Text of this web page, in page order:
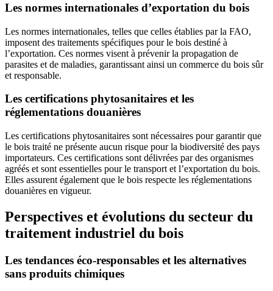
Les normes internationales d’exportation du bois
Les normes internationales, telles que celles établies par la FAO,
imposent des traitements spécifiques pour le bois destiné à
l’exportation. Ces normes visent à prévenir la propagation de
parasites et de maladies, garantissant ainsi un commerce du bois sûr
et responsable.
Les certifications phytosanitaires et les
réglementations douanières
Les certifications phytosanitaires sont nécessaires pour garantir que
le bois traité ne présente aucun risque pour la biodiversité des pays
importateurs. Ces certifications sont délivrées par des organismes
agréés et sont essentielles pour le transport et l’exportation du bois.
Elles assurent également que le bois respecte les réglementations
douanières en vigueur.
Perspectives et évolutions du secteur du
traitement industriel du bois
Les tendances éco-responsables et les alternatives
sans produits chimiques